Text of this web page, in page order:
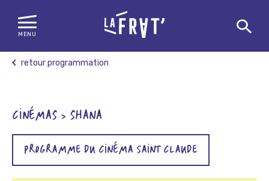
Skip
MENU
retour programmation
CINÉMAS > SHANA
PROGRAMME DU CINÉMA SAINT CLAUDE